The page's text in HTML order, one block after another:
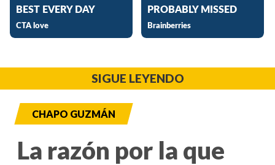
SIGUE LEYENDO
CHAPO GUZMÁN
La razón por la que